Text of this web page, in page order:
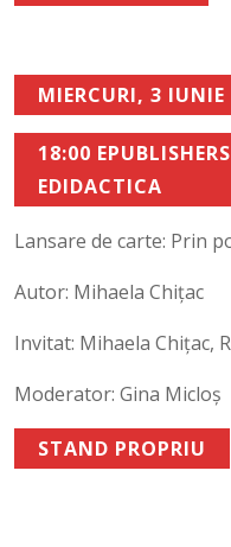
MIERCURI, 3 IUNIE
18:00
EDIDACTICA
Lansare de carte: Prin
Autor: Mihaela Chițac
Invitat: Mihaela Chițac,
Moderator: Gina Micloș
STAND PROPRIU